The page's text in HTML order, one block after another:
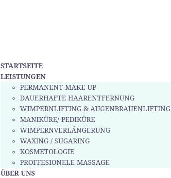
STARTSEITE
LEISTUNGEN
PERMANENT MAKE-UP
DAUERHAFTE HAARENTFERNUNG
WIMPERNLIFTING & AUGENBRAUENLIFTING
MANIKÜRE/ PEDIKÜRE
WIMPERNVERLÄNGERUNG
WAXING / SUGARING
KOSMETOLOGIE
PROFFESIONELE MASSAGE
ÜBER UNS